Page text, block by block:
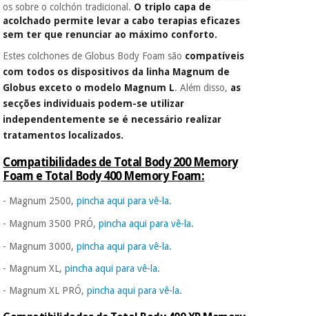
os sobre o colchón tradicional. O triplo capa de
acolchado permite levar a cabo terapias eficazes
sem ter que renunciar ao máximo conforto.
Estes colchones de Globus Body Foam são compatíveis
com todos os dispositivos da linha Magnum de
Globus exceto o modelo Magnum L. Além disso, as
secções individuais podem-se utilizar
independentemente se é necessário realizar
tratamentos localizados.
Compatibilidades de Total Body 200 Memory
Foam e Total Body 400 Memory Foam:
- Magnum 2500,pincha aqui para vê-la.
- Magnum 3500 PRÓ,pincha aqui para vê-la.
- Magnum 3000,pincha aqui para vê-la.
- Magnum XL,pincha aqui para vê-la.
- Magnum XL PRÓ,pincha aqui para vê-la.